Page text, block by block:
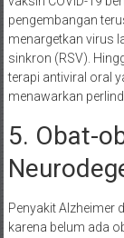
pengembangan
menargetkan virus
sinkron (RSV).
terapi antiviral oral
menawarkan
5. Obat-
Penyakit Alzheimer
karena belum ada